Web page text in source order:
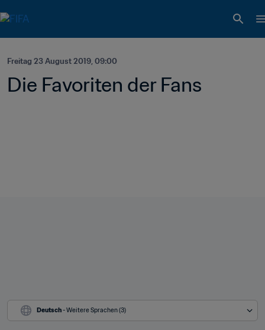
Freitag 23 August 2019, 09:00
Die Favoriten der Fans
Deutsch - Weitere Sprachen (3)